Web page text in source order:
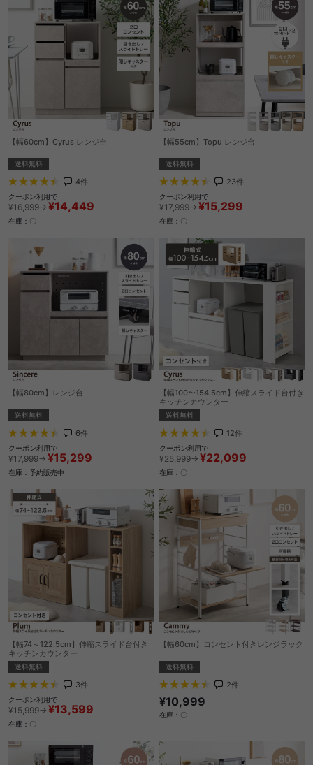
【幅60cm】Cyrus レンジ台
送料無料
4件
クーポン利用で
¥16,999→ ¥14,449
在庫：〇
【幅55cm】Topu レンジ台
送料無料
23件
クーポン利用で
¥17,999→ ¥15,299
在庫：〇
【幅80cm】レンジ台
送料無料
6件
クーポン利用で
¥17,999→ ¥15,299
在庫：予約販売中
【幅100〜154.5cm】伸縮スライド台付き
キッチンカウンター
送料無料
12件
クーポン利用で
¥25,999→ ¥22,099
在庫：〇
【幅74～122.5cm】伸縮スライド台付き
キッチンカウンター
送料無料
3件
クーポン利用で
¥15,999→ ¥13,599
在庫：〇
【幅60cm】コンセント付きレンジラック
送料無料
2件
¥10,999
在庫：〇